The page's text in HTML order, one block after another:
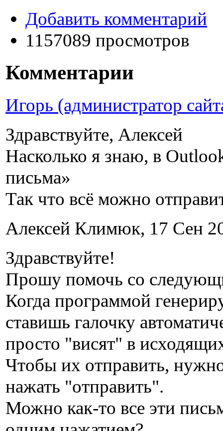
Добавить комментарий
1157089 просмотров
Комментарии
Игорь (администратор
Здравствуйте, Алексей
Насколько я знаю, в
письма»
Так что всё можно
Алексей Климюк, 17 Сен
Здравствуйте!
Прошу помочь со
Когда программой
ставишь галочку
просто "висят" в
Чтобы их отправить,
нажать "отправить".
Можно как-то все эти